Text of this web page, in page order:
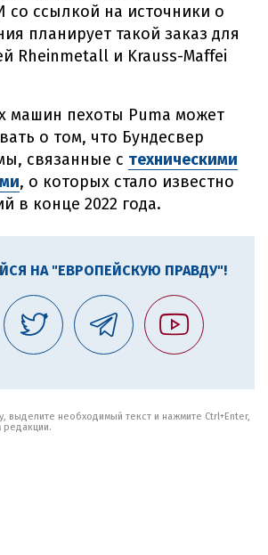
со ссылкой на источники о
планирует такой заказ для
Rheinmetall и Krauss-Maffei
машин пехоты Puma может
о том, что Бундесвер
связанные с техническими
, о которых стало известно
в конце 2022 года.
НА "ЕВРОПЕЙСКУЮ ПРАВДУ"!
выделите необходимый текст и нажмите Ctrl+Enter,